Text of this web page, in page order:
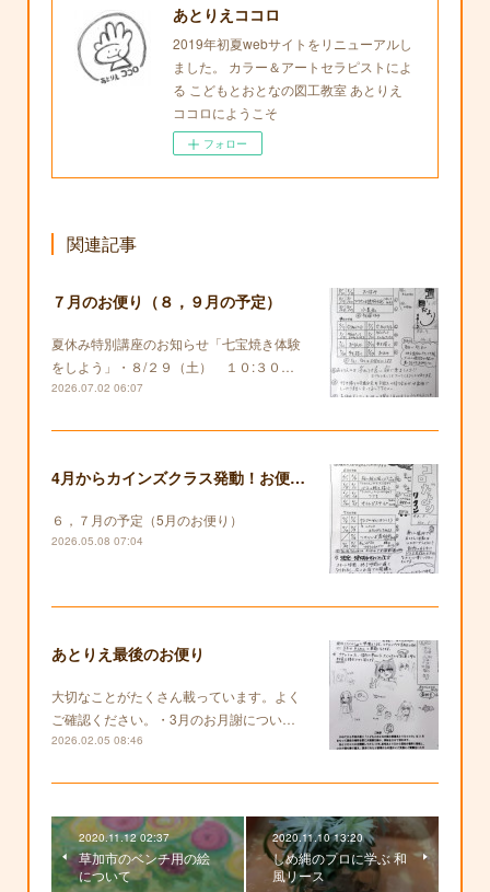
あとりえココロ
2019年初夏webサイトをリニューアルし
ました。 カラー＆アートセラピストによ
る こどもとおとなの図工教室 あとりえ
ココロにようこそ
フォロー
関連記事
７月のお便り（８，９月の予定）
夏休み特別講座のお知らせ「七宝焼き体験
をしよう」・８/２９（土） １０:３０…
2026.07.02 06:07
4月からカインズクラス発動！お便りも復活します！
６，７月の予定（5月のお便り）
2026.05.08 07:04
あとりえ最後のお便り
大切なことがたくさん載っています。よく
ご確認ください。・3月のお月謝につい…
2026.02.05 08:46
2020.11.12 02:37
草加市のベンチ用の絵
について
2020.11.10 13:20
しめ縄のプロに学ぶ 和
風リース